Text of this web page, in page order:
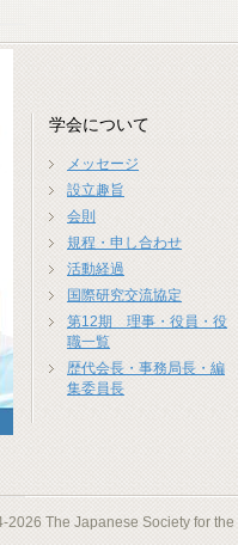
学会について
メッセージ
設立趣旨
会則
規程・申し合わせ
活動経過
国際研究交流協定
第12期 理事・役員・役
職一覧
歴代会長・事務局長・編
集委員長
The Japanese Society for